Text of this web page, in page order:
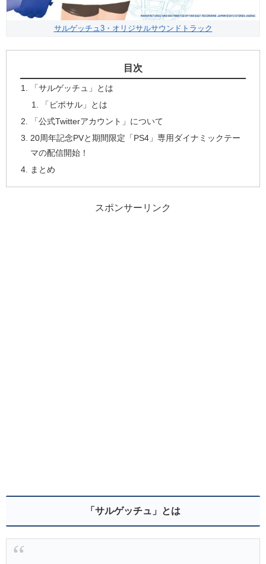
サルゲッチュ3・オリジサルサウンドトラック
目次
「サルゲッチュ」とは
「ピポサル」とは
「公式Twitterアカウント」について
20周年記念PVと期間限定「PS4」専用ダイナミックテー
マの配信開始！
まとめ
スポンサーリンク
「サルゲッチュ」とは